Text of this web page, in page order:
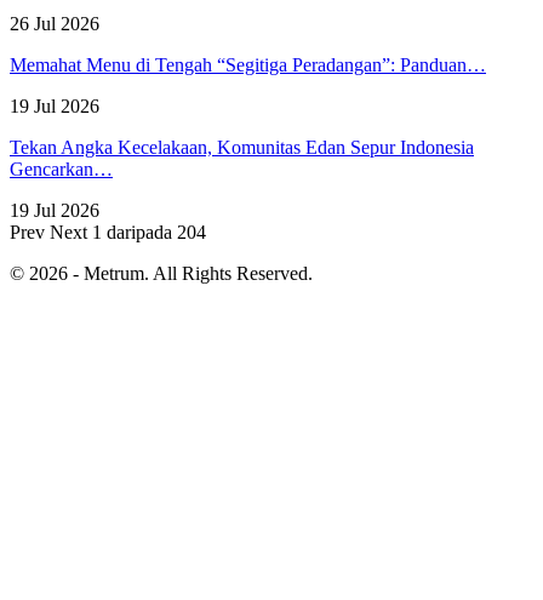
26 Jul 2026
Memahat Menu di Tengah “Segitiga Peradangan”: Panduan…
19 Jul 2026
Tekan Angka Kecelakaan, Komunitas Edan Sepur Indonesia
Gencarkan…
19 Jul 2026
Prev Next 1 daripada 204
© 2026 - Metrum. All Rights Reserved.